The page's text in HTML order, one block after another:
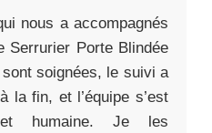
nous a accompagnés
Serrurier Porte Blindée
soignées, le suivi a
la fin, et l’équipe s’est
et humaine. Je les